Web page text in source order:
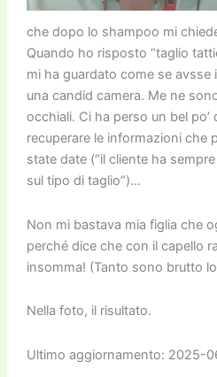
che dopo lo shampoo mi
Quando ho risposto “taglio
mi ha guardato come se
una candid camera. Me ne
occhiali. Ci ha perso un bel
recuperare le informazioni che
state date (“il cliente ha
sul tipo di taglio”)…
Non mi bastava mia figlia che
perché dice che con il capello
insomma! (Tanto sono brutto
Nella foto, il risultato.
Ultimo aggiornamento: 2025-